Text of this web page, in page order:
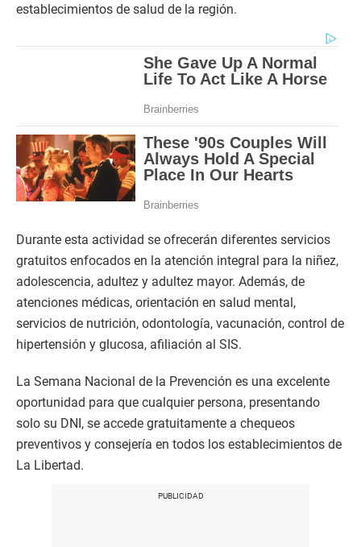
establecimientos de salud de la región.
Durante esta actividad se ofrecerán diferentes servicios
gratuitos enfocados en la atención integral para la niñez,
adolescencia, adultez y adultez mayor. Además, de
atenciones médicas, orientación en salud mental,
servicios de nutrición, odontología, vacunación, control de
hipertensión y glucosa, afiliación al SIS.
La Semana Nacional de la Prevención es una excelente
oportunidad para que cualquier persona, presentando
solo su DNI, se accede gratuitamente a chequeos
preventivos y consejería en todos los establecimientos de
La Libertad.